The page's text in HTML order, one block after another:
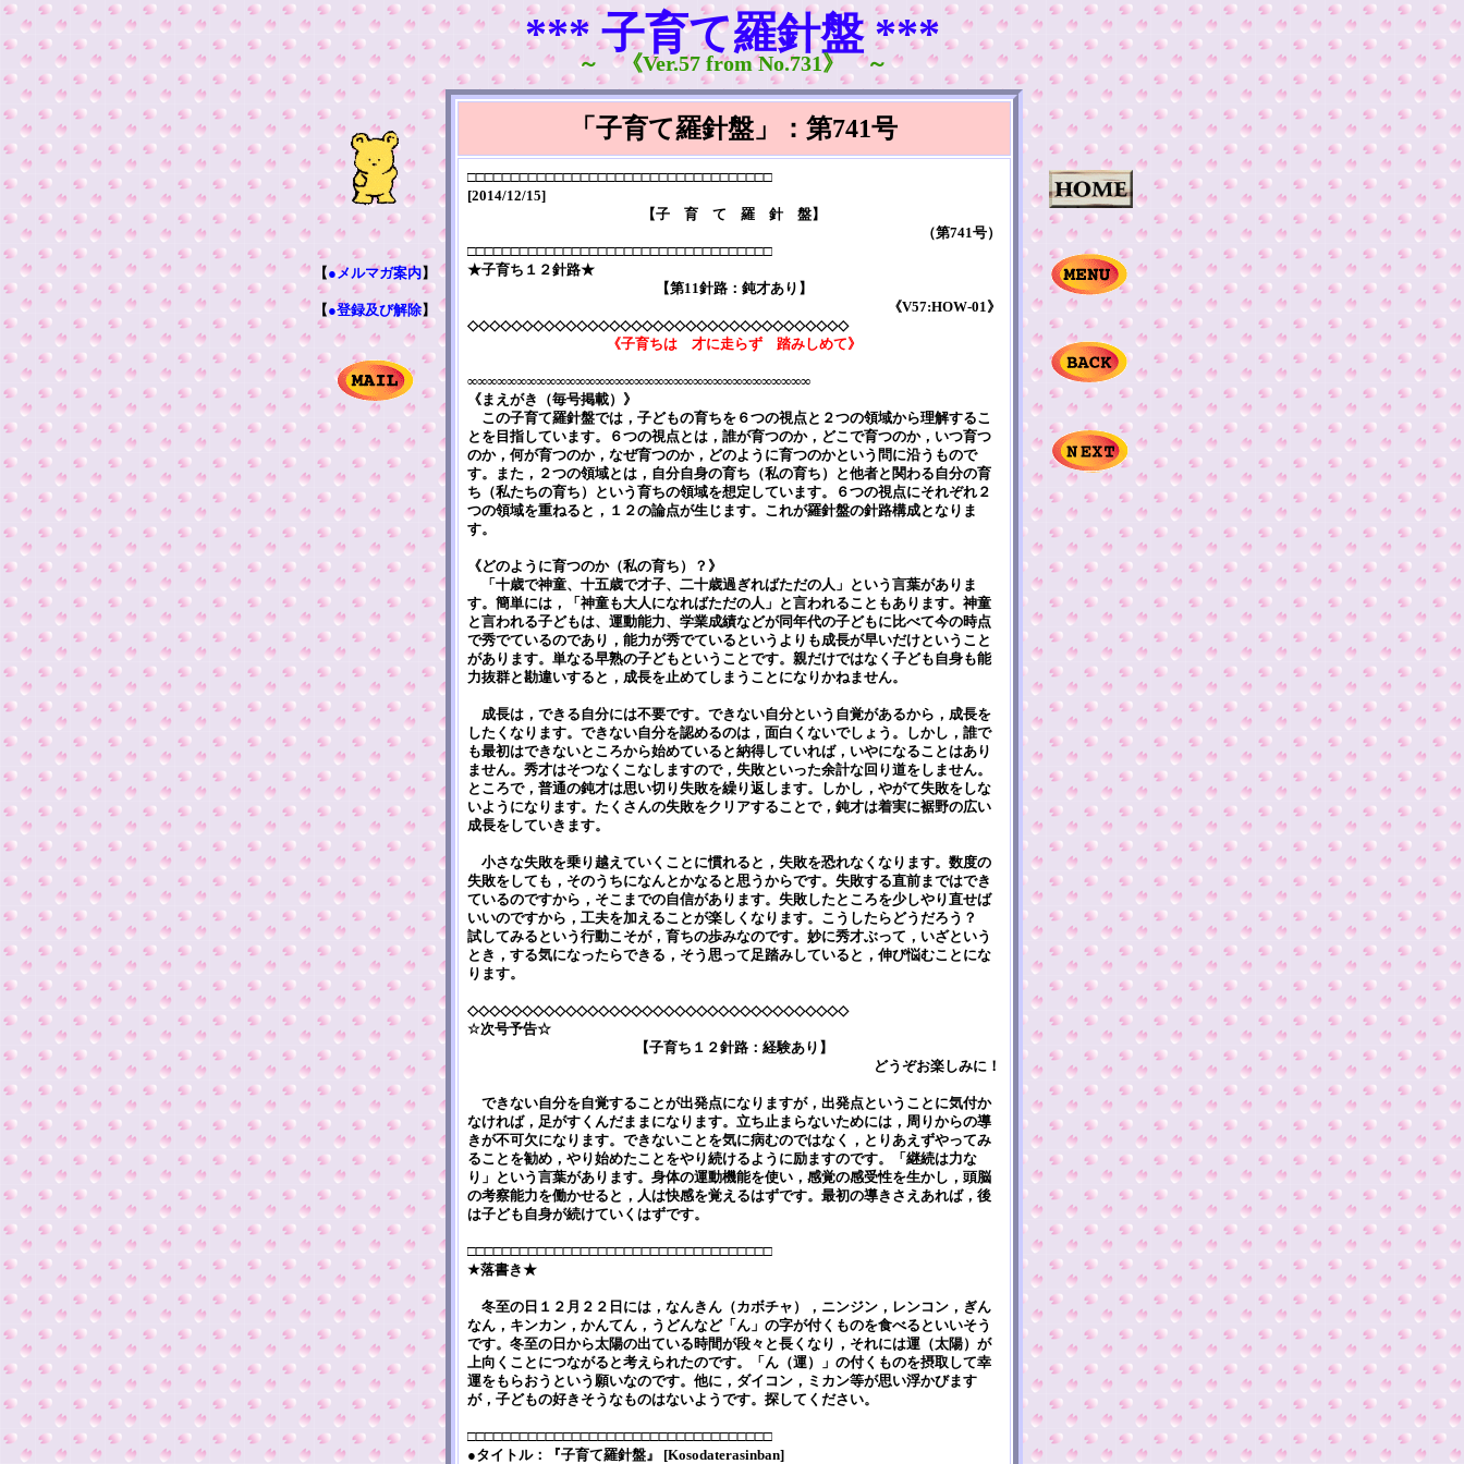
*** 子育て羅針盤 ***
～ 《Ver.57 from No.731》 ～
【●メルマガ案内】
【●登録及び解除】
「子育て羅針盤」：第741号
□□□□□□□□□□□□□□□□□□□□□□□□□□□□□□□□□□□
[2014/12/15]
【子 育 て 羅 針 盤】
（第741号）
□□□□□□□□□□□□□□□□□□□□□□□□□□□□□□□□□□□
★子育ち１２針路★
【第11針路：鈍才あり】
《V57:HOW-01》
◇◇◇◇◇◇◇◇◇◇◇◇◇◇◇◇◇◇◇◇◇◇◇◇◇◇◇◇◇◇◇◇◇◇◇
《子育ちは 才に走らず 踏みしめて》
∞∞∞∞∞∞∞∞∞∞∞∞∞∞∞∞∞∞∞∞∞∞∞∞∞∞∞∞∞∞∞∞∞∞∞
《まえがき（毎号掲載）》
この子育て羅針盤では，子どもの育ちを６つの視点と２つの領域から理解するこ
とを目指しています。６つの視点とは，誰が育つのか，どこで育つのか，いつ育つ
のか，何が育つのか，なぜ育つのか，どのように育つのかという問に沿うもので
す。また，２つの領域とは，自分自身の育ち（私の育ち）と他者と関わる自分の育
ち（私たちの育ち）という育ちの領域を想定しています。６つの視点にそれぞれ２
つの領域を重ねると，１２の論点が生じます。これが羅針盤の針路構成となりま
す。
《どのように育つのか（私の育ち）？》
「十歳で神童、十五歳で才子、二十歳過ぎればただの人」という言葉がありま
す。簡単には，「神童も大人になればただの人」と言われることもあります。神童
と言われる子どもは、運動能力、学業成績などが同年代の子どもに比べて今の時点
で秀でているのであり，能力が秀でているというよりも成長が早いだけということ
があります。単なる早熟の子どもということです。親だけではなく子ども自身も能
力抜群と勘違いすると，成長を止めてしまうことになりかねません。
成長は，できる自分には不要です。できない自分という自覚があるから，成長を
したくなります。できない自分を認めるのは，面白くないでしょう。しかし，誰で
も最初はできないところから始めていると納得していれば，いやになることはあり
ません。秀才はそつなくこなしますので，失敗といった余計な回り道をしません。
ところで，普通の鈍才は思い切り失敗を繰り返します。しかし，やがて失敗をしな
いようになります。たくさんの失敗をクリアすることで，鈍才は着実に裾野の広い
成長をしていきます。
小さな失敗を乗り越えていくことに慣れると，失敗を恐れなくなります。数度の
失敗をしても，そのうちになんとかなると思うからです。失敗する直前まではでき
ているのですから，そこまでの自信があります。失敗したところを少しやり直せば
いいのですから，工夫を加えることが楽しくなります。こうしたらどうだろう？
試してみるという行動こそが，育ちの歩みなのです。妙に秀才ぶって，いざという
とき，する気になったらできる，そう思って足踏みしていると，伸び悩むことにな
ります。
◇◇◇◇◇◇◇◇◇◇◇◇◇◇◇◇◇◇◇◇◇◇◇◇◇◇◇◇◇◇◇◇◇◇◇
☆次号予告☆
【子育ち１２針路：経験あり】
どうぞお楽しみに！
できない自分を自覚することが出発点になりますが，出発点ということに気付か
なければ，足がすくんだままになります。立ち止まらないためには，周りからの導
きが不可欠になります。できないことを気に病むのではなく，とりあえずやってみ
ることを勧め，やり始めたことをやり続けるように励ますのです。「継続は力な
り」という言葉があります。身体の運動機能を使い，感覚の感受性を生かし，頭脳
の考察能力を働かせると，人は快感を覚えるはずです。最初の導きさえあれば，後
は子ども自身が続けていくはずです。
□□□□□□□□□□□□□□□□□□□□□□□□□□□□□□□□□□□
★落書き★
冬至の日１２月２２日には，なんきん（カボチャ），ニンジン，レンコン，ぎん
なん，キンカン，かんてん，うどんなど「ん」の字が付くものを食べるといいそう
です。冬至の日から太陽の出ている時間が段々と長くなり，それには運（太陽）が
上向くことにつながると考えられたのです。「ん（運）」の付くものを摂取して幸
運をもらおうという願いなのです。他に，ダイコン，ミカン等が思い浮かびます
が，子どもの好きそうなものはないようです。探してください。
□□□□□□□□□□□□□□□□□□□□□□□□□□□□□□□□□□□
●タイトル：『子育て羅針盤』 [Kosodaterasinban]